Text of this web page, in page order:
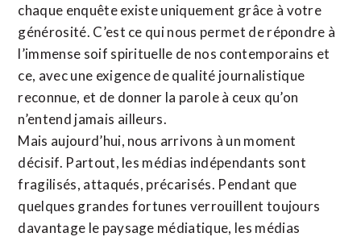
chaque enquête existe uniquement grâce à votre
générosité. C’est ce qui nous permet de répondre à
l’immense soif spirituelle de nos contemporains et
ce, avec une exigence de qualité journalistique
reconnue, et de donner la parole à ceux qu’on
n’entend jamais ailleurs.
Mais aujourd’hui, nous arrivons à un moment
décisif. Partout, les médias indépendants sont
fragilisés, attaqués, précarisés. Pendant que
quelques grandes fortunes verrouillent toujours
davantage le paysage médiatique, les médias